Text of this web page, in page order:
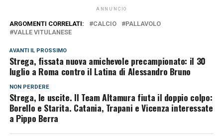
ANNUNCIO
ARGOMENTI CORRELATI: CALCIO
PALLAVOLO
VALLE VITULANESE
AVANTI IL ​​PROSSIMO
Strega, fissata nuova amichevole precampionato: il 30
luglio a Roma contro il Latina di Alessandro Bruno
NON PERDERE
Strega, le uscite. Il Team Altamura fiuta il doppio colpo:
Borello e Starita. Catania, Trapani e Vicenza interessate
a Pippo Berra